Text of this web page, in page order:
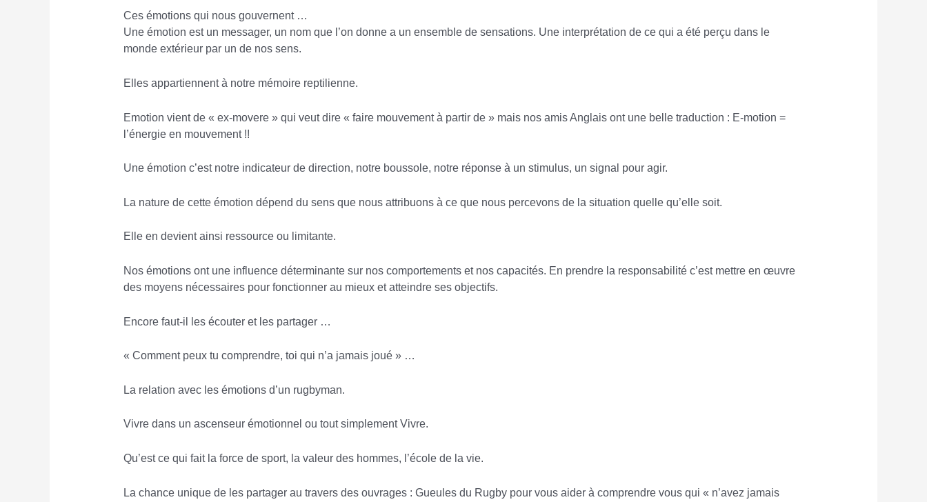
Ces émotions qui nous gouvernent …
Une émotion est un messager, un nom que l’on donne a un ensemble de sensations. Une interprétation de ce qui a été perçu dans le
monde extérieur par un de nos sens.
Elles appartiennent à notre mémoire reptilienne.
Emotion vient de « ex-movere » qui veut dire « faire mouvement à partir de » mais nos amis Anglais ont une belle traduction : E-motion =
l’énergie en mouvement !!
Une émotion c’est notre indicateur de direction, notre boussole, notre réponse à un stimulus, un signal pour agir.
La nature de cette émotion dépend du sens que nous attribuons à ce que nous percevons de la situation quelle qu’elle soit.
Elle en devient ainsi ressource ou limitante.
Nos émotions ont une influence déterminante sur nos comportements et nos capacités. En prendre la responsabilité c’est mettre en œuvre
des moyens nécessaires pour fonctionner au mieux et atteindre ses objectifs.
Encore faut-il les écouter et les partager …
« Comment peux tu comprendre, toi qui n’a jamais joué » …
La relation avec les émotions d’un rugbyman.
Vivre dans un ascenseur émotionnel ou tout simplement Vivre.
Qu’est ce qui fait la force de sport, la valeur des hommes, l’école de la vie.
La chance unique de les partager au travers des ouvrages : Gueules du Rugby pour vous aider à comprendre vous qui « n’avez jamais